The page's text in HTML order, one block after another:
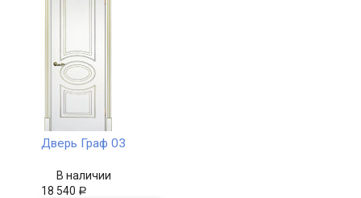
Дверь Граф 03
В наличии
18 540 Р